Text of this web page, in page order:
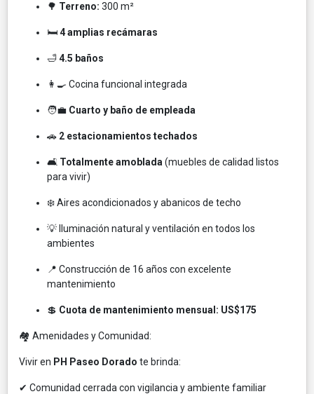
🌳 Terreno: 300 m²
🛏️4 amplias recámaras
🛁4.5 baños
👩‍🍳 Cocina funcional integrada
🧑‍💼 Cuarto y baño de empleada
🚗 2 estacionamientos techados
🛋️ Totalmente amoblada (muebles de calidad listos
para vivir)
❄️ Aires acondicionados y abanicos de techo
💡 Iluminación natural y ventilación en todos los
ambientes
📍 Construcción de 16 años con excelente
mantenimiento
💲 Cuota de mantenimiento mensual: US$175
🏘️ Amenidades y Comunidad:
Vivir en PH Paseo Dorado te brinda:
✔ Comunidad cerrada con vigilancia y ambiente familiar